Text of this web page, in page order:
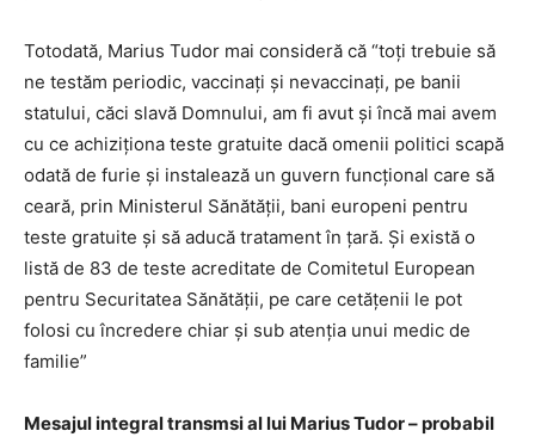
Totodată, Marius Tudor mai consideră că “toți trebuie să
ne testăm periodic, vaccinați și nevaccinați, pe banii
statului, căci slavă Domnului, am fi avut și încă mai avem
cu ce achiziționa teste gratuite dacă omenii politici scapă
odată de furie și instalează un guvern funcțional care să
ceară, prin Ministerul Sănătății, bani europeni pentru
teste gratuite și să aducă tratament în țară. Și există o
listă de 83 de teste acreditate de Comitetul European
pentru Securitatea Sănătății, pe care cetățenii le pot
folosi cu încredere chiar și sub atenția unui medic de
familie”
Mesajul integral transmsi al lui Marius Tudor – probabil